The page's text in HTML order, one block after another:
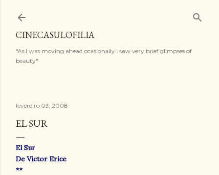
CINECASULOFILIA
"As I was moving ahead ocasionally I saw very brief glimpses of
beauty"
fevereiro 03, 2008
EL SUR
El Sur
De Victor Erice
**